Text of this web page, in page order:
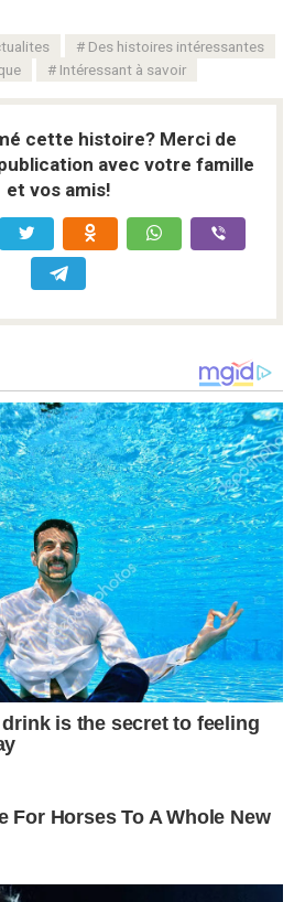
Des histoires intéressantes
Intéressant à savoir
cette histoire? Merci de
avec votre famille
et vos amis!